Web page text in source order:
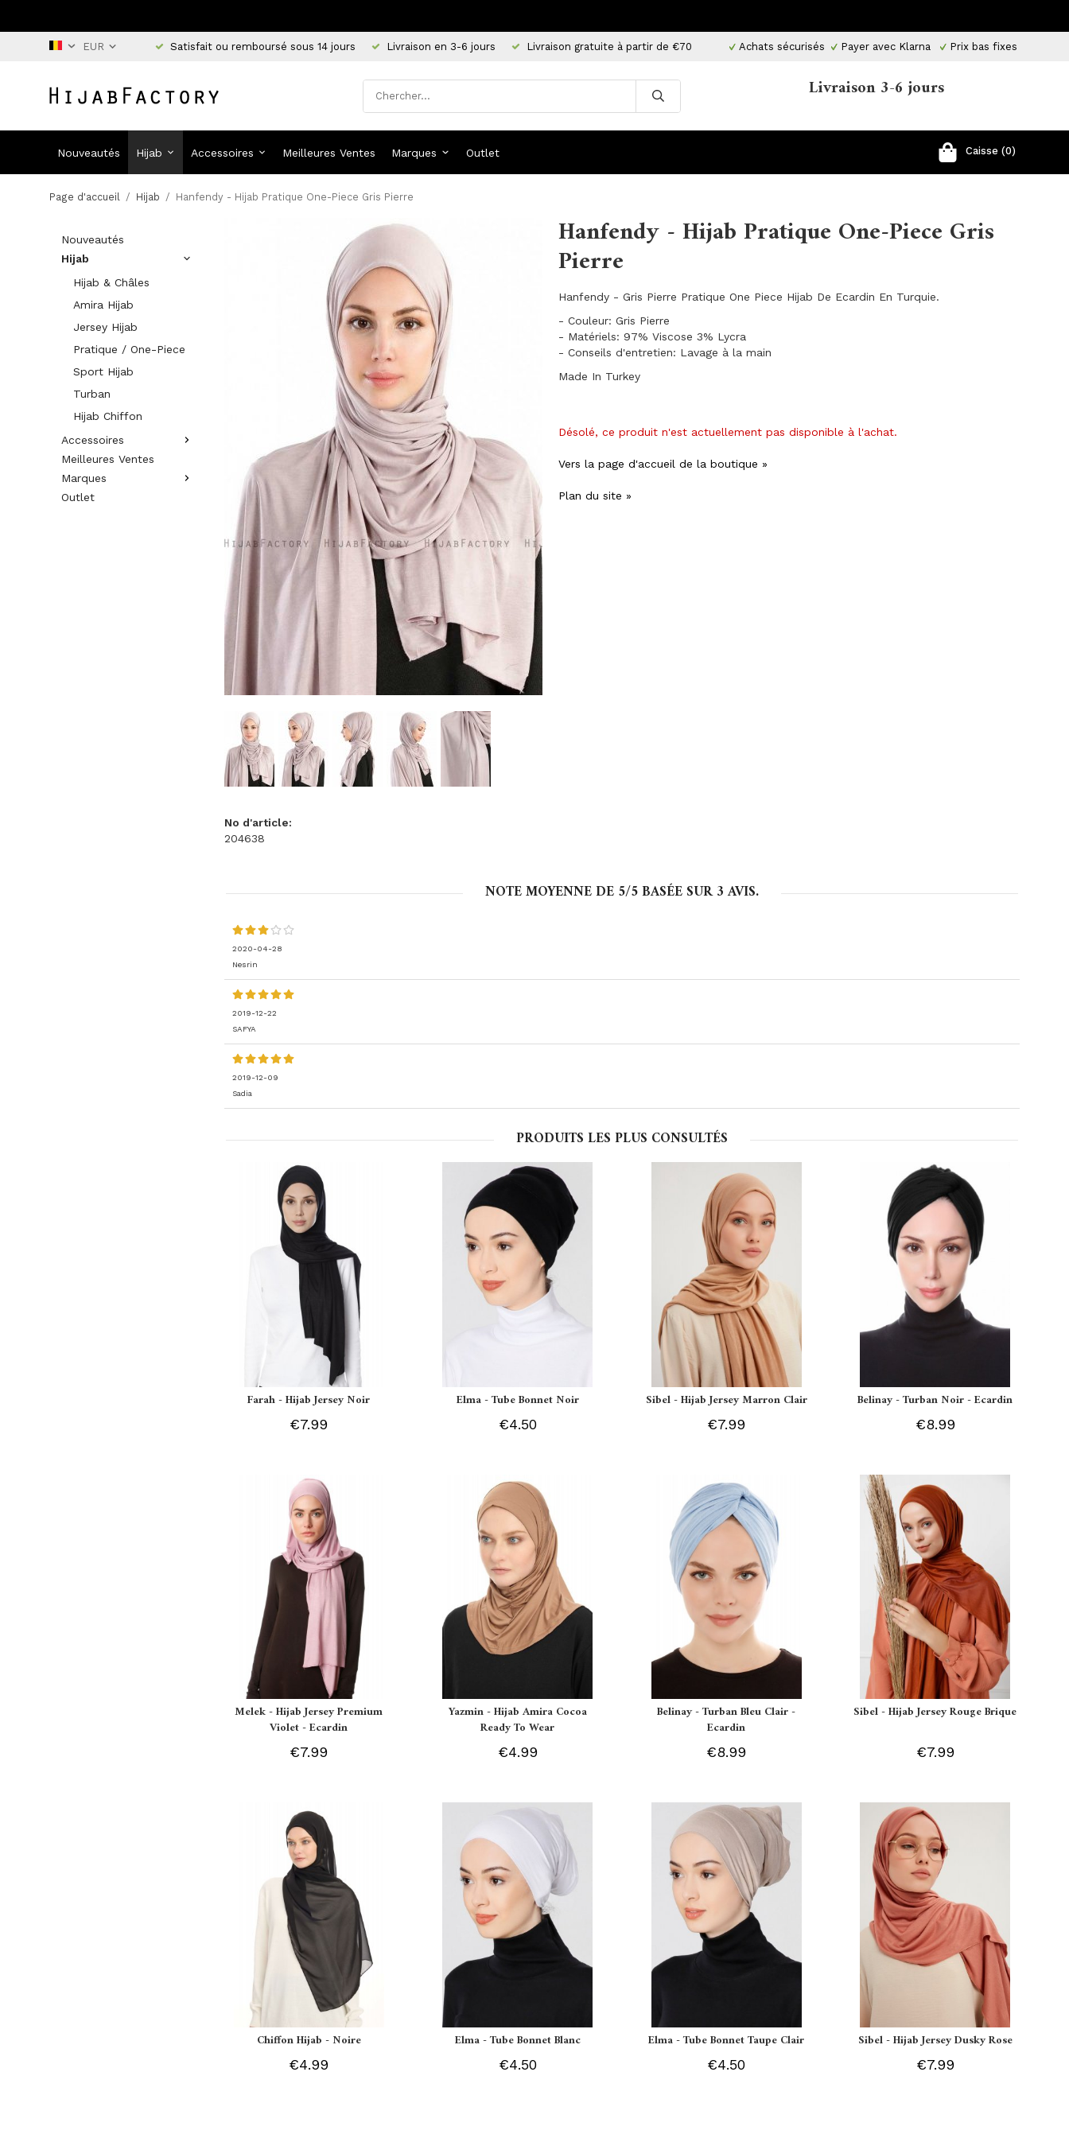
Satisfait ou remboursé sous 14 jours Livraison en 3-6 jours Livraison gratuite à partir de €70 Achats sécurisés Payer avec Klarna Prix ​​bas fixes
Livraison 3-6 jours
Nouveautés Hijab Accessoires Meilleures Ventes Marques Outlet Caisse (0)
Page d'accueil / Hijab / Hanfendy - Hijab Pratique One-Piece Gris Pierre
Nouveautés
Hijab
Hijab & Châles
Amira Hijab
Jersey Hijab
Pratique / One-Piece
Sport Hijab
Turban
Hijab Chiffon
Accessoires
Meilleures Ventes
Marques
Outlet
Hanfendy - Hijab Pratique One-Piece Gris
Pierre
Hanfendy - Gris Pierre Pratique One Piece Hijab De Ecardin En Turquie.
- Couleur: Gris Pierre
- Matériels: 97% Viscose 3% Lycra
- Conseils d'entretien: Lavage à la main
Made In Turkey
Désolé, ce produit n'est actuellement pas disponible à l'achat.
Vers la page d'accueil de la boutique »
Plan du site »
No d'article:
204638
NOTE MOYENNE DE 5/5 BASÉE SUR3AVIS.
2020-04-28
Nesrin
2019-12-22
SAFYA
2019-12-09
Sadia
PRODUITS LES PLUS CONSULTÉS
Farah - Hijab Jersey Noir
€7.99
Elma - Tube Bonnet Noir
€4.50
Sibel - Hijab Jersey Marron Clair
€7.99
Belinay - Turban Noir - Ecardin
€8.99
Melek - Hijab Jersey Premium
Violet - Ecardin
€7.99
Yazmin - Hijab Amira Cocoa
Ready To Wear
€4.99
Belinay - Turban Bleu Clair -
Ecardin
€8.99
Sibel - Hijab Jersey Rouge Brique
€7.99
Chiffon Hijab - Noire
€4.99
Elma - Tube Bonnet Blanc
€4.50
Elma - Tube Bonnet Taupe Clair
€4.50
Sibel - Hijab Jersey Dusky Rose
€7.99